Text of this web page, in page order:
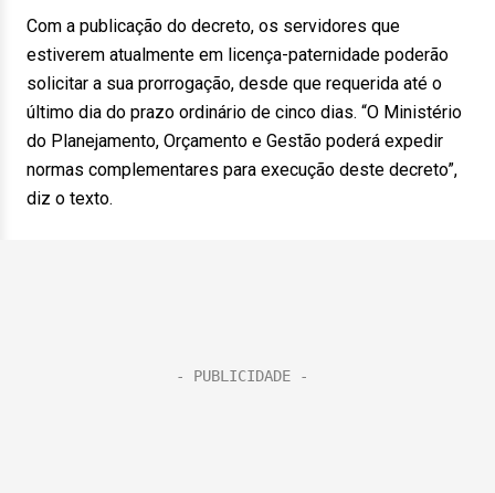
Com a publicação do decreto, os servidores que
estiverem atualmente em licença-paternidade poderão
solicitar a sua prorrogação, desde que requerida até o
último dia do prazo ordinário de cinco dias. “O Ministério
do Planejamento, Orçamento e Gestão poderá expedir
normas complementares para execução deste decreto”,
diz o texto.